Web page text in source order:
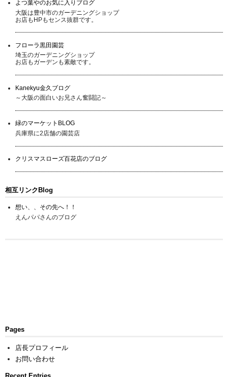
よつ葉やのお気に入りブログ
大阪は豊中市のガーデニングショップ
お店もHPもセンス抜群です。
フローラ黒田園芸
埼玉のガーデニングショップ
お店もガーデンも素敵です。
Kanekyu金久ブログ
～大阪の面白いお兄さん奮闘記～
緑のマーケットBLOG
兵庫県に2店舗の園芸店
クリスマスローズ百花店のブログ
相互リンクBlog
想い、、その先へ！！
えんパパさんのブログ
Pages
店長プロフィール
お問い合わせ